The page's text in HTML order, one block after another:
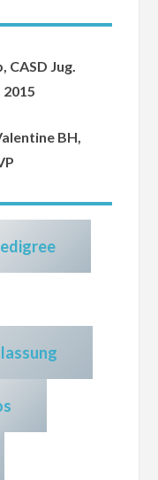
CASD Jug.
2015
BH,